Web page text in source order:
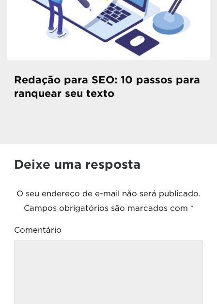
Redação para SEO: 10 passos para
ranquear seu texto
Deixe uma resposta
O seu endereço de e-mail não será publicado.
Campos obrigatórios são marcados com *
Comentário